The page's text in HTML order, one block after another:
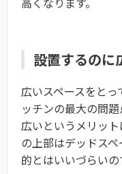
設置するのに
広いスペースをと
ッチンの最大の問
広いというメリッ
の上部はデッドス
的とはいいづらいの